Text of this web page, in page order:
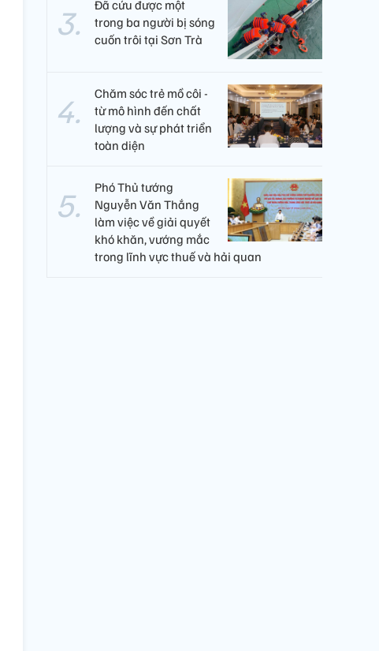
Đã cứu được một
trong ba người bị sóng
cuốn trôi tại Sơn Trà
Chăm sóc trẻ mồ côi -
từ mô hình đến chất
lượng và sự phát triển
toàn diện
Phó Thủ tướng
Nguyễn Văn Thắng
làm việc về giải quyết
khó khăn, vướng mắc
trong lĩnh vực thuế và hải quan